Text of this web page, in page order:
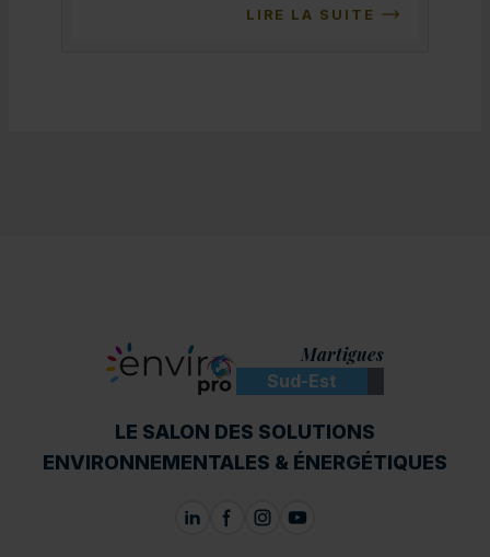
LIRE LA SUITE
Martigues
Sud-Est
LE SALON DES SOLUTIONS
ENVIRONNEMENTALES & ÉNERGÉTIQUES